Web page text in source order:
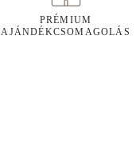
PRÉMIUM
AJÁNDÉKCSOMAGOLÁS